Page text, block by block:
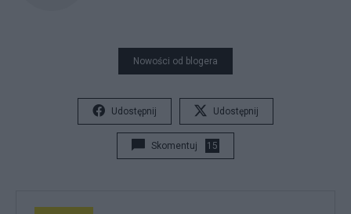
Nowości od blogera
Udostępnij Udostępnij
Skomentuj 15